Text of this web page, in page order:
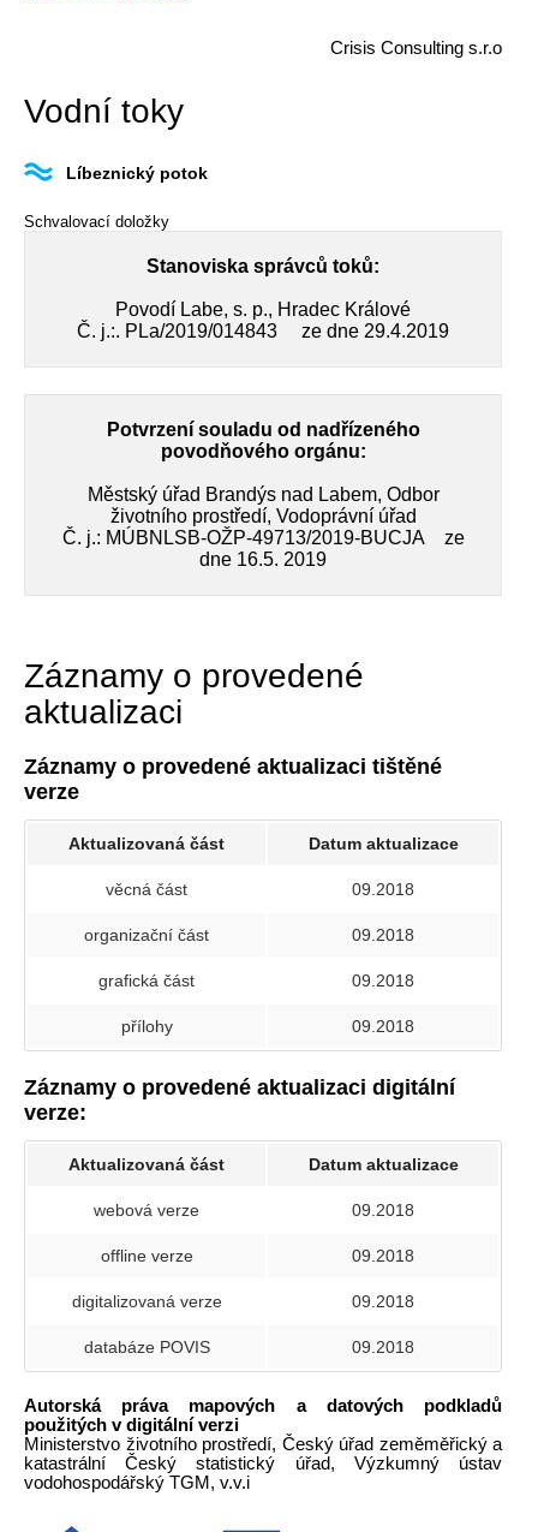
Crisis Consulting s.r.o
Vodní toky
Líbeznický potok
Schvalovací doložky
Stanoviska správců toků:
Povodí Labe, s. p., Hradec Králové
Č. j.:. PLa/2019/014843 ze dne 29.4.2019
Potvrzení souladu od nadřízeného
povodňového orgánu:
Městský úřad Brandýs nad Labem, Odbor
životního prostředí, Vodoprávní úřad
Č. j.: MÚBNLSB-OŽP-49713/2019-BUCJA ze
dne 16.5. 2019
Záznamy o provedené
aktualizaci
Záznamy o provedené aktualizaci tištěné
verze
Aktualizovaná část Datum aktualizace
věcná část 09.2018
organizační část 09.2018
grafická část 09.2018
přílohy 09.2018
Záznamy o provedené aktualizaci digitální
verze:
Aktualizovaná část Datum aktualizace
webová verze 09.2018
offline verze 09.2018
digitalizovaná verze 09.2018
databáze POVIS 09.2018
Autorská práva mapových a datových podkladů
použitých v digitální verzi
Ministerstvo životního prostředí, Český úřad zeměměřický a
katastrální Český statistický úřad, Výzkumný ústav
vodohospodářský TGM, v.v.i